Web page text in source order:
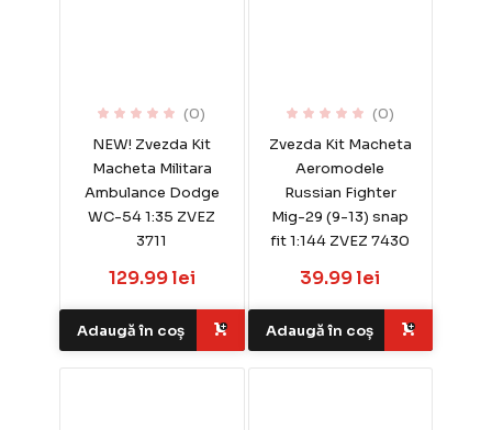
(0)
NEW! Zvezda Kit
Macheta Militara
Ambulance Dodge
WC-54 1:35 ZVEZ
3711
129.99 lei
Adaugă în coș
(0)
Zvezda Kit Macheta
Aeromodele
Russian Fighter
Mig-29 (9-13) snap
fit 1:144 ZVEZ 7430
39.99 lei
Adaugă în coș